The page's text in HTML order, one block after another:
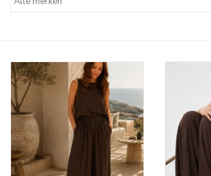
Interieuradvies
Cadeaubonnen
Merken